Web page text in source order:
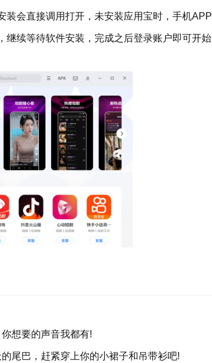
装会直接调用打开，未安装应用宝时，手机APP
继续等待软件安装，完成之后登录账户即可开始
想要的声音我都有!
尾巴，赶紧穿上你的小裙子和吊带衫吧!